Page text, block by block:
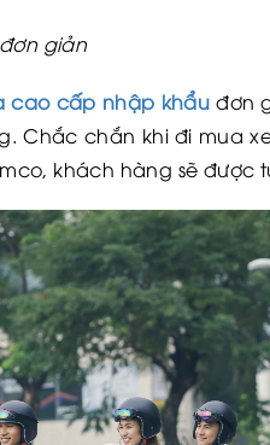
giản
cao cấp nhập khẩu đơn
Chắc chắn khi đi mua
khách hàng sẽ